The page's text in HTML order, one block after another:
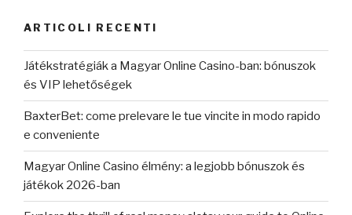
ARTICOLI RECENTI
Játékstratégiák a Magyar Online Casino-ban: bónuszok
és VIP lehetőségek
BaxterBet: come prelevare le tue vincite in modo rapido
e conveniente
Magyar Online Casino élmény: a legjobb bónuszok és
játékok 2026-ban